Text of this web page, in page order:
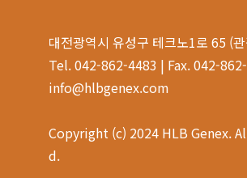
대전광역시 유성구 테크노1로 65 (
Tel. 042-862-4483 | Fax. 042-
info@hlbgenex.com
Copyright (c) 2024 HLB Genex.
d.